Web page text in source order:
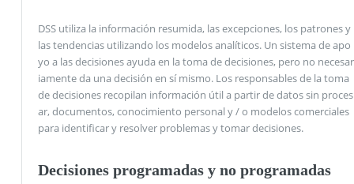
DSS utiliza la información resumida, las excepciones, los patrones y
las tendencias utilizando los modelos analíticos. Un sistema de apo
yo a las decisiones ayuda en la toma de decisiones, pero no necesar
iamente da una decisión en sí mismo. Los responsables de la toma
de decisiones recopilan información útil a partir de datos sin proces
ar, documentos, conocimiento personal y / o modelos comerciales
para identificar y resolver problemas y tomar decisiones.
Decisiones programadas y no programadas